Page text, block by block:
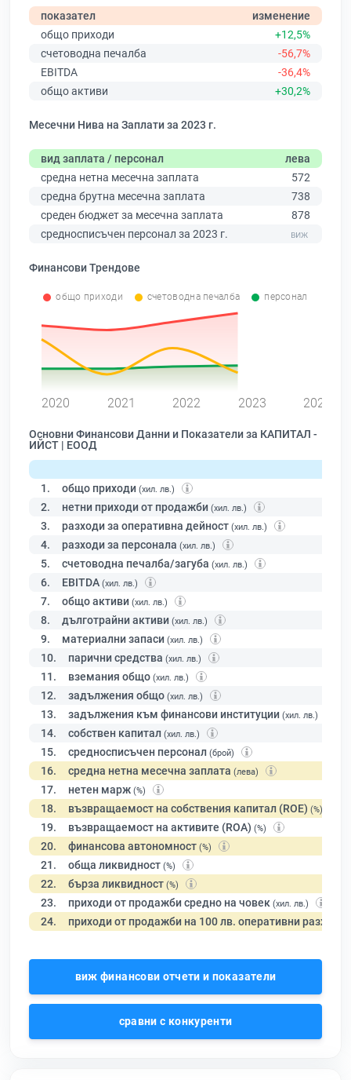
показател
изменение
общо приходи
+12,5%
счетоводна печалба
-56,7%
EBITDA
-36,4%
общо активи
+30,2%
Месечни Нива на Заплати за 2023 г.
вид заплата / персонал
лева
средна нетна месечна заплата
572
средна брутна месечна заплата
738
среден бюджет за месечна заплата
878
средносписъчен персонал за 2023 г.
Финансови Трендове
общо приходи счетоводна печалба персонал
2020 2021 2022 2023 2024
Основни Финансови Данни и Показатели за КАПИТАЛ -
ИЙСТ | ЕООД
1. общо приходи (хил. лв.)
2. нетни приходи от продажби (хил. лв.)
3. разходи за оперативна дейност (хил. лв.)
4. разходи за персонала (хил. лв.)
5. счетоводна печалба/загуба (хил. лв.)
6. EBITDA (хил. лв.)
7. общо активи (хил. лв.)
8. дълготрайни активи (хил. лв.)
9. материални запаси (хил. лв.)
10. парични средства (хил. лв.)
11. вземания общо (хил. лв.)
12. задължения общо (хил. лв.)
13. задължения към финансови институции (хил. лв.)
14. собствен капитал (хил. лв.)
15. средносписъчен персонал (брой)
16. средна нетна месечна заплата (лева)
17. нетен марж (%)
18. възвращаемост на собствения капитал (ROE) (%)
19. възвращаемост на активите (ROA) (%)
20. финансова автономност (%)
21. обща ликвидност (%)
22. бърза ликвидност (%)
23. приходи от продажби средно на човек (хил. лв.)
24. приходи от продажби на 100 лв. оперативни разходи
виж финансови отчети и показатели
сравни с конкуренти